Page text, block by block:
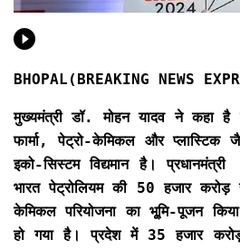
BHOPAL(BREAKING NEWS
मुख्यमंत्री डॉ. मोहन यादव ने कहा
फार्मा, पेट्रो-केमिकल और प्लास्टिक
इको-सिस्टम विद्यमान है। प्रधानमंत्री
भारत पेट्रोलियम की 50 हजार
केमिकल परियोजना का भू्मि-पूजन
हो गया है। प्रदेश में 35 हजार